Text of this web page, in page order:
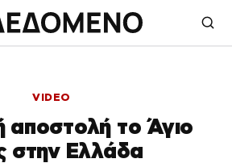
VIDEO
αποστολή το Άγιο
στην Ελλάδα